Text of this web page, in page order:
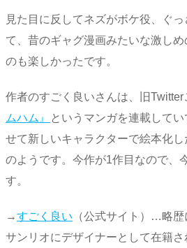
見た目に反してネズがボケ役、ぐ
て、昔のギャグ漫画みたいな激し
のも楽しかったです。
作者のすごく良いさんは、旧Twitter
ムハム』
というマンガを連載して
せて新しいキャラクターで絵本化
のようです。今作が1作目なので、
す。
→すごく良い （公式サイト）…略
サンリオにデザイナーとして在籍